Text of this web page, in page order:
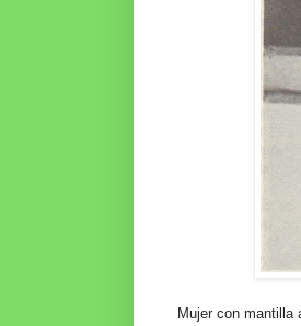
Mujer con mantilla